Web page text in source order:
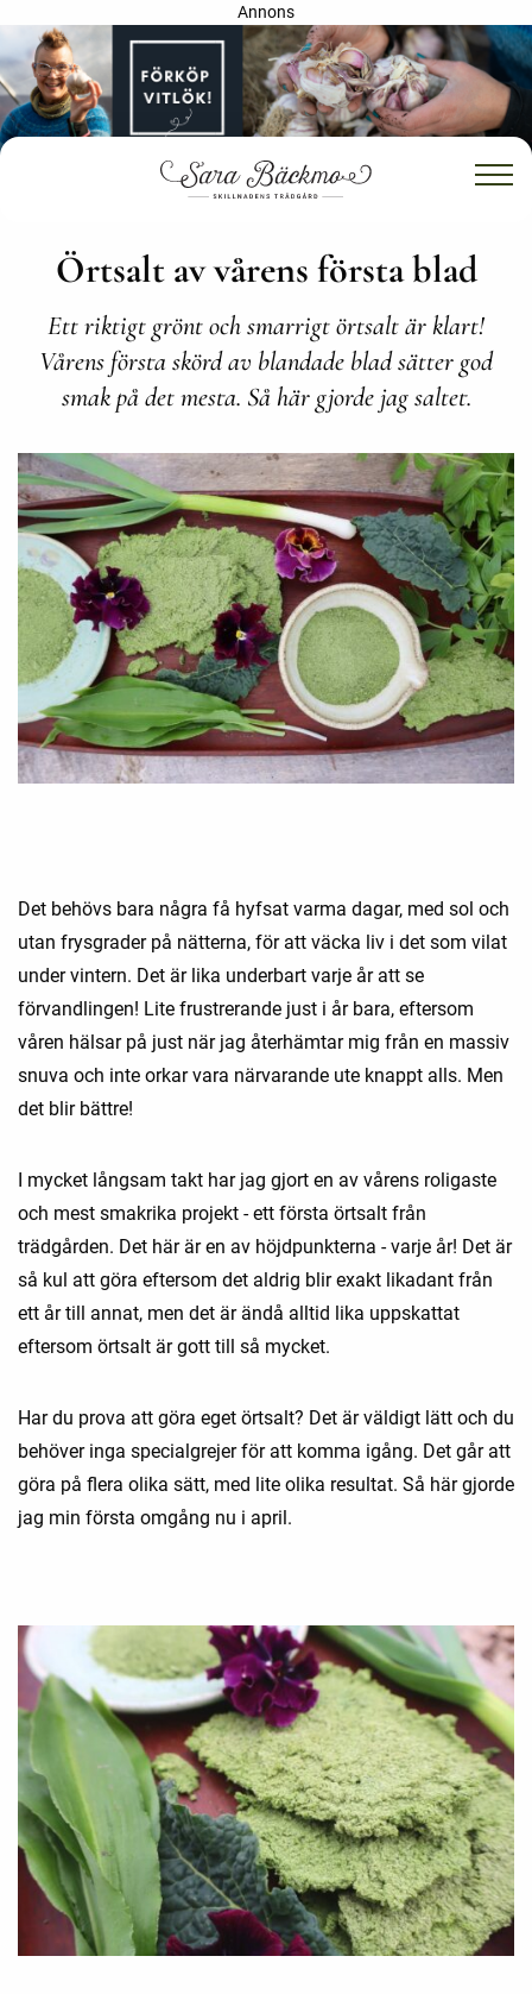
Annons
Örtsalt av vårens första blad
Ett riktigt grönt och smarrigt örtsalt är klart!
Vårens första skörd av blandade blad sätter god
smak på det mesta. Så här gjorde jag saltet.
Det behövs bara några få hyfsat varma dagar, med sol och
utan frysgrader på nätterna, för att väcka liv i det som vilat
under vintern. Det är lika underbart varje år att se
förvandlingen! Lite frustrerande just i år bara, eftersom
våren hälsar på just när jag återhämtar mig från en massiv
snuva och inte orkar vara närvarande ute knappt alls. Men
det blir bättre!
I mycket långsam takt har jag gjort en av vårens roligaste
och mest smakrika projekt - ett första örtsalt från
trädgården. Det här är en av höjdpunkterna - varje år! Det är
så kul att göra eftersom det aldrig blir exakt likadant från
ett år till annat, men det är ändå alltid lika uppskattat
eftersom örtsalt är gott till så mycket.
Har du prova att göra eget örtsalt? Det är väldigt lätt och du
behöver inga specialgrejer för att komma igång. Det går att
göra på flera olika sätt, med lite olika resultat. Så här gjorde
jag min första omgång nu i april.